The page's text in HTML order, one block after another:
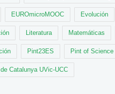
EUROmicroMOOC Evolución
Literatura Matemáticas
Pint23ES Pint of Science
Catalunya UVic-UCC